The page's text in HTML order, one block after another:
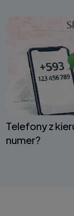
Telefony z
numer?